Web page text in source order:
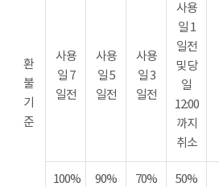
환
불
기
준
사용
일 7
일전
사용
일 5
일전
사용
일 3
일전
사용
일 1
일전
및 당
일
12:00
까지
취소
100% 90% 70% 50%